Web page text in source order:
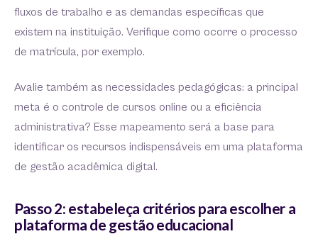
fluxos de trabalho e as demandas específicas que
existem na instituição. Verifique como ocorre o processo
de matrícula, por exemplo.
Avalie também as necessidades pedagógicas: a principal
meta é o controle de cursos online ou a eficiência
administrativa? Esse mapeamento será a base para
identificar os recursos indispensáveis em uma plataforma
de gestão acadêmica digital.
Passo 2: estabeleça critérios para escolher a
plataforma de gestão educacional